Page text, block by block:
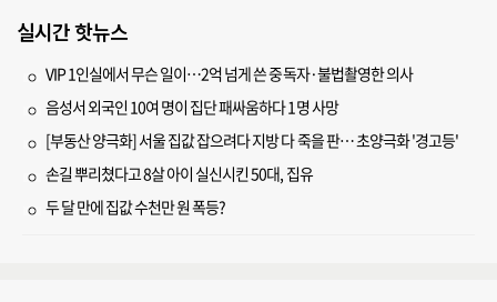
실시간 핫뉴스
VIP 1인실에서 무슨 일이…2억 넘게 쓴 중독자·불법촬영한 의사
음성서 외국인 10여 명이 집단 패싸움하다 1명 사망
[부동산 양극화] 서울 집값 잡으려다 지방 다 죽을 판… 초양극화 '경고등'
손길 뿌리쳤다고 8살 아이 실신시킨 50대, 집유
두 달 만에 집값 수천만 원 폭등?